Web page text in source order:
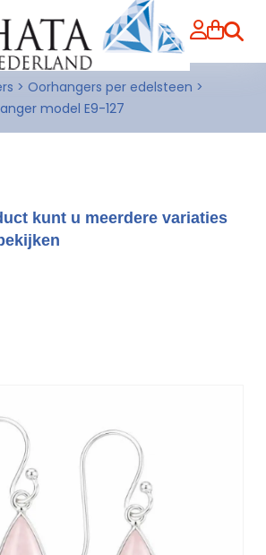
> Oorhangers per edelsteen >
model E9-127
kunt u meerdere variaties